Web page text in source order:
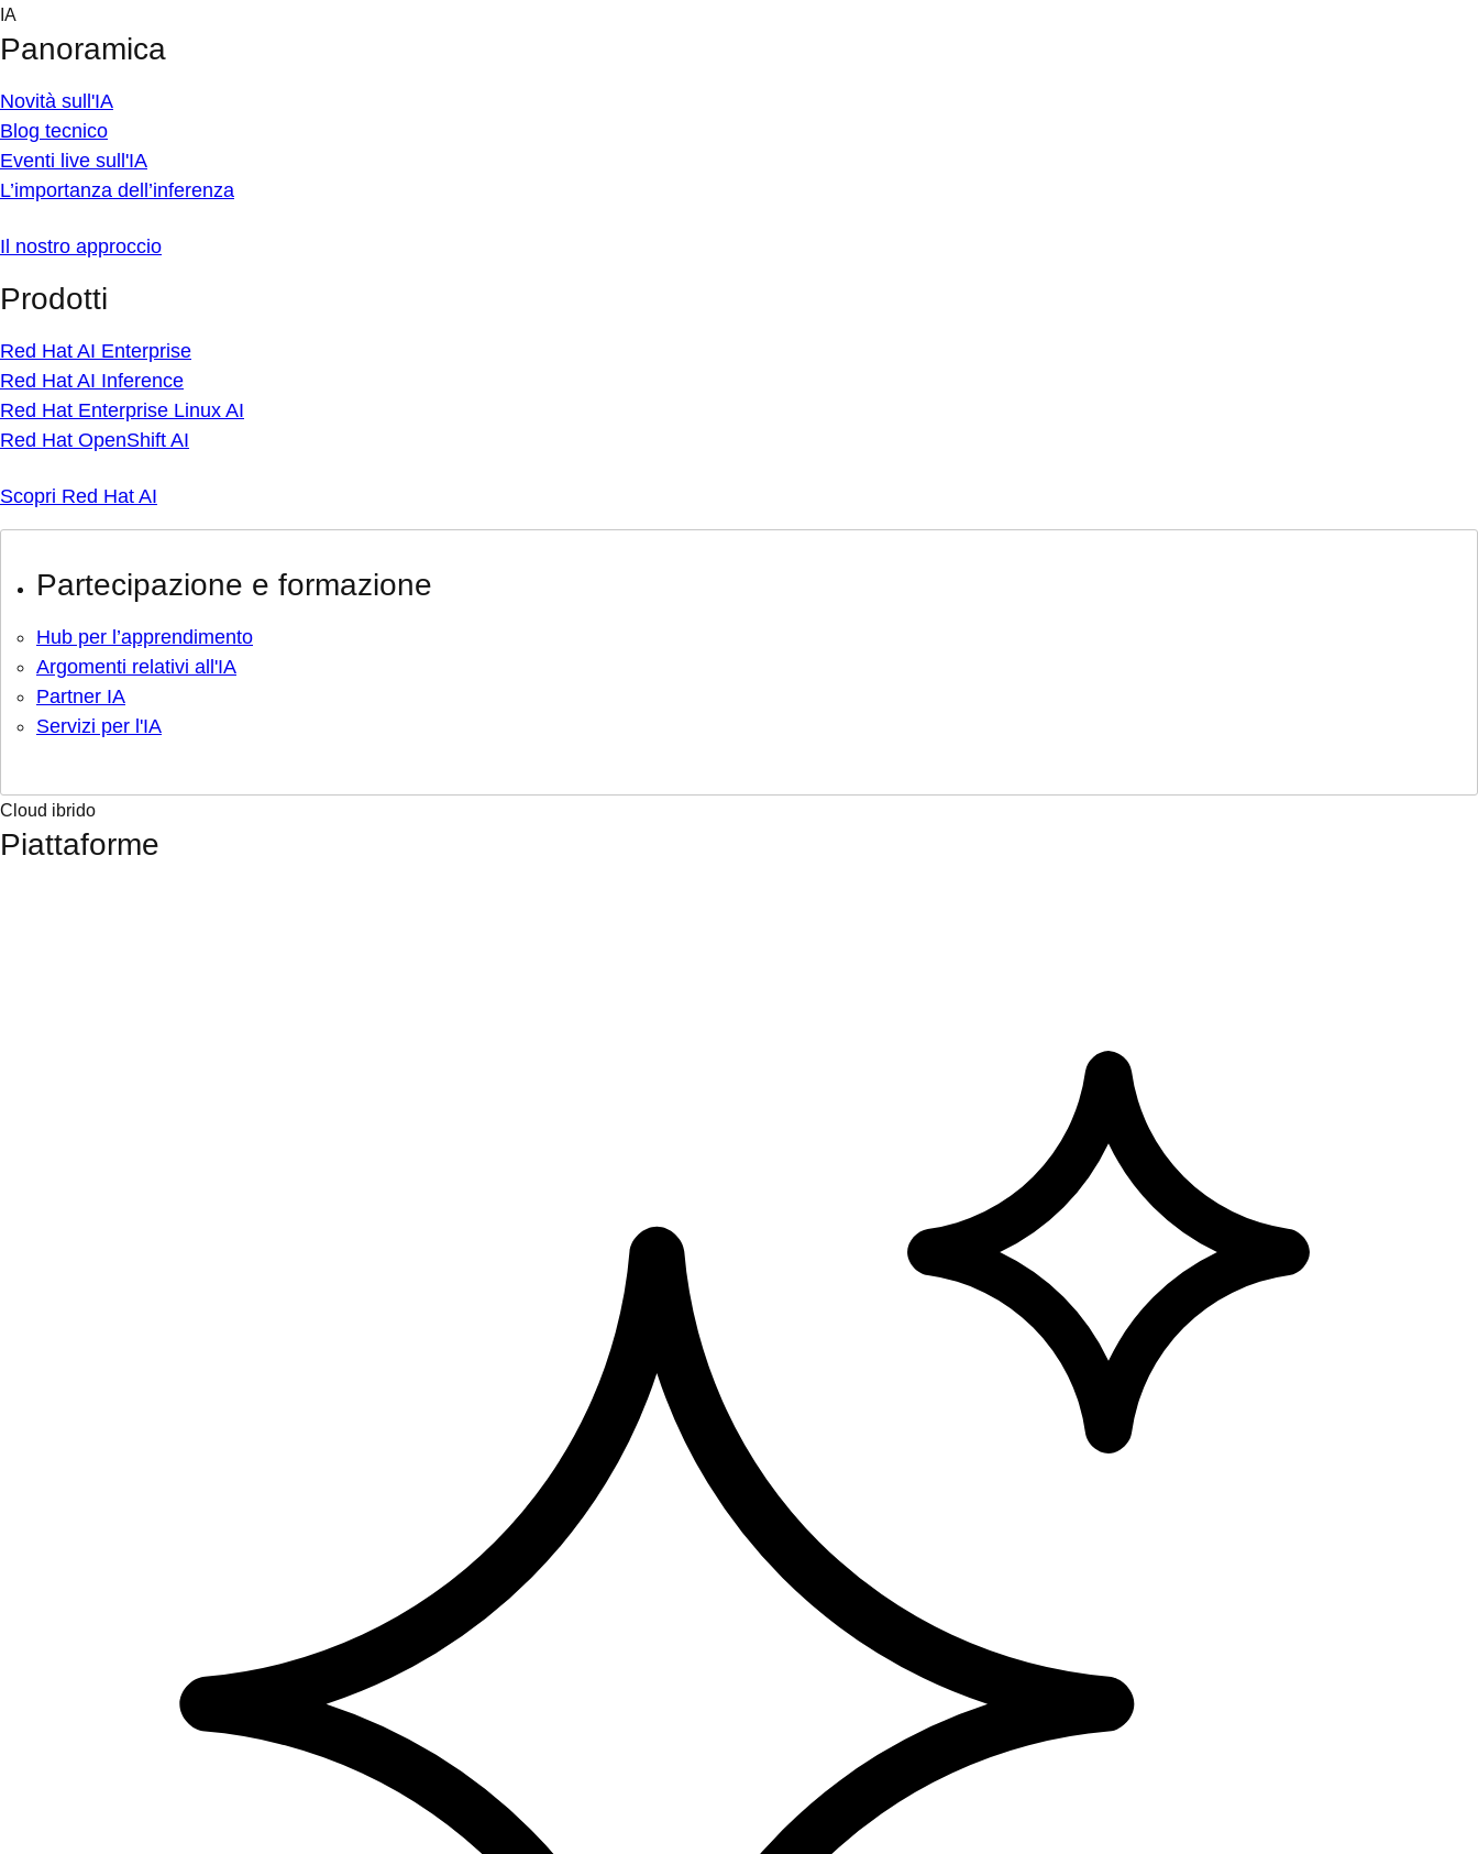
Skip
content
IA
Panoramica
Novità sull'IA
Blog tecnico
Eventi live sull'IA
L’importanza dell’inferenza
Il nostro approccio
Prodotti
Red Hat AI Enterprise
Red Hat AI Inference
Red Hat Enterprise Linux AI
Red Hat OpenShift AI
Scopri Red Hat AI
Partecipazione e formazione
Hub per l’apprendimento
Argomenti relativi all'IA
Partner IA
Servizi per l'IA
Cloud ibrido
Piattaforme